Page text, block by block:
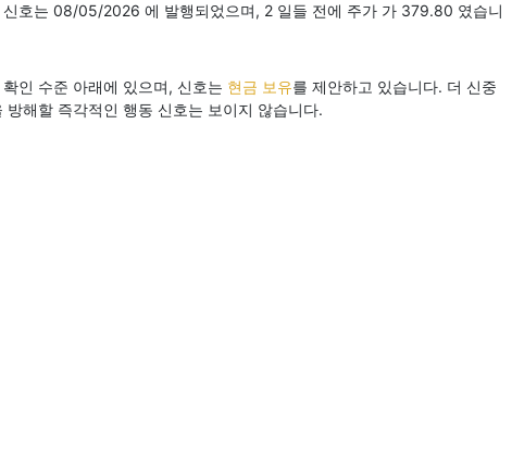
신호는 08/05/2026 에 발행되었으며, 2 일들 전에 주가 가 379.80 였습니
인 수준 아래에 있으며, 신호는 현금 보유를 제안하고 있습니다. 더 신중
해할 즉각적인 행동 신호는 보이지 않습니다.